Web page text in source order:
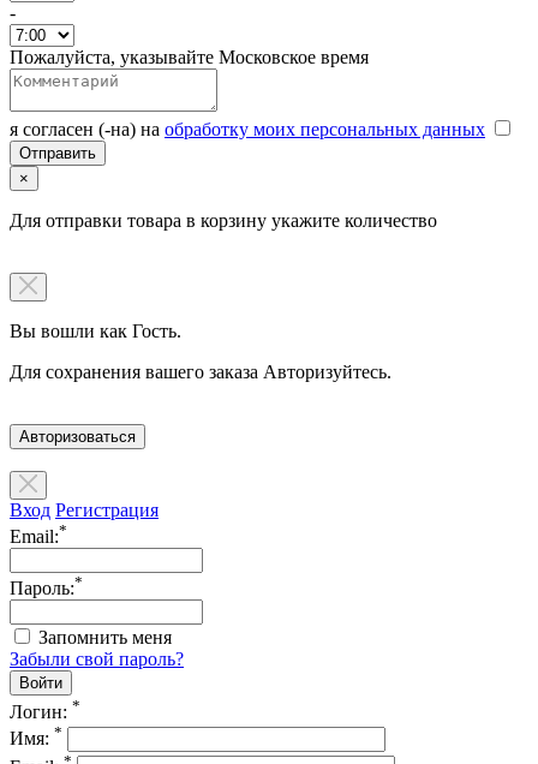
-
Пожалуйста, указывайте Московское время
я согласен (-на) на обработку моих персональных данных
×
Для отправки товара в корзину укажите количество
Вы вошли как Гость.
Для сохранения вашего заказа Авторизуйтесь.
Авторизоваться
Вход Регистрация
Email:*
Пароль:*
Запомнить меня
Забыли свой пароль?
Логин: *
Имя: *